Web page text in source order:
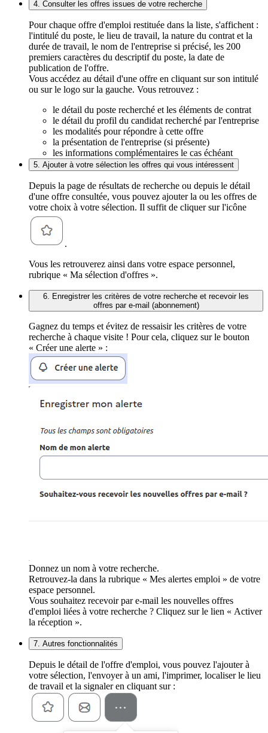
4. Consulter les offres issues de votre recherche
Pour chaque offre d'emploi restituée dans la liste, s'affichent :
l'intitulé du poste, le lieu de travail, la nature du contrat et la
durée de travail, le nom de l'entreprise si précisé, les 200
premiers caractères du descriptif du poste, la date de
publication de l'offre.
Vous accédez au détail d'une offre en cliquant sur son intitulé
ou sur le logo sur la gauche. Vous retrouvez :
le détail du poste recherché et les éléments de contrat
le détail du profil du candidat recherché par l'entreprise
les modalités pour répondre à cette offre
la présentation de l'entreprise (si présente)
les informations complémentaires le cas échéant
5. Ajouter à votre sélection les offres qui vous intéressent
Depuis la page de résultats de recherche ou depuis le détail
d'une offre consultée, vous pouvez ajouter la ou les offres de
votre choix à votre sélection. Il suffit de cliquer sur l'icône
.
Vous les retrouverez ainsi dans votre espace personnel,
rubrique « Ma sélection d'offres ».
6. Enregistrer les critères de votre recherche et recevoir les
offres par e-mail (abonnement)
Gagnez du temps et évitez de ressaisir les critères de votre
recherche à chaque visite ! Pour cela, cliquez sur le bouton
« Créer une alerte » :
Donnez un nom à votre recherche.
Retrouvez-la dans la rubrique « Mes alertes emploi » de votre
espace personnel.
Vous souhaitez recevoir par e-mail les nouvelles offres
d'emploi liées à votre recherche ? Cliquez sur le lien « Activer
la réception ».
7. Autres fonctionnalités
Depuis le détail de l'offre d'emploi, vous pouvez l'ajouter à
votre sélection, l'envoyer à un ami, l'imprimer, localiser le lieu
de travail et la signaler en cliquant sur :